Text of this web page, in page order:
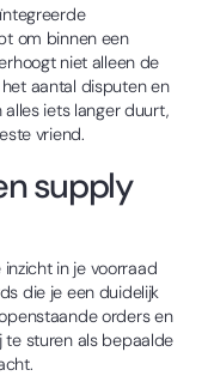
om binnen een
niet alleen de
aantal disputen en
iets langer duurt,
vriend.
supply
in je voorraad
die je een duidelijk
orders en
te sturen als bepaalde